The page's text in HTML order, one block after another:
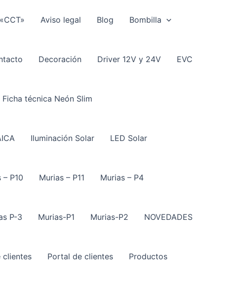
Aviso legal Blog Bombilla
Decoración Driver 12V y 24V EVC
Ficha técnica Neón Slim
Iluminación Solar LED Solar
– P10 Murias – P11 Murias – P4
P-3 Murias-P1 Murias-P2 NOVEDADES
clientes Portal de clientes Productos